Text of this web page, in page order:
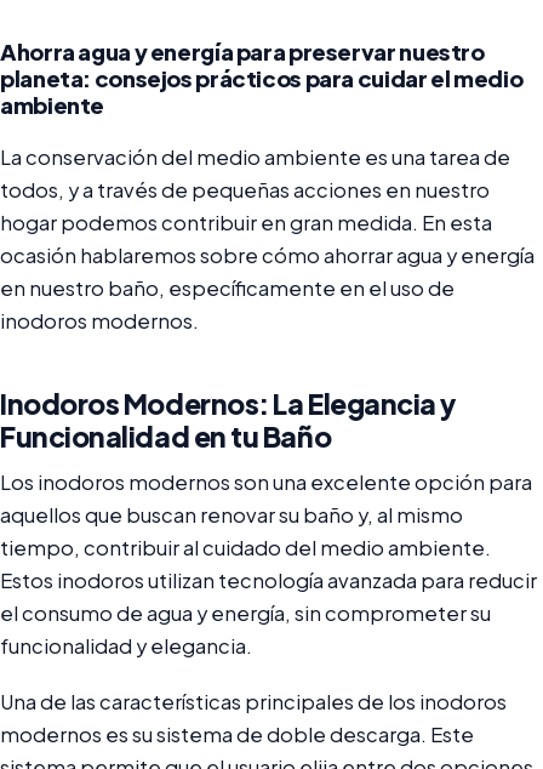
Ahorra agua y energía para preservar nuestro
planeta: consejos prácticos para cuidar el medio
ambiente
La conservación del medio ambiente es una tarea de
todos, y a través de pequeñas acciones en nuestro
hogar podemos contribuir en gran medida. En esta
ocasión hablaremos sobre cómo ahorrar agua y energía
en nuestro baño, específicamente en el uso de
inodoros modernos.
Inodoros Modernos: La Elegancia y
Funcionalidad en tu Baño
Los inodoros modernos son una excelente opción para
aquellos que buscan renovar su baño y, al mismo
tiempo, contribuir al cuidado del medio ambiente.
Estos inodoros utilizan tecnología avanzada para reducir
el consumo de agua y energía, sin comprometer su
funcionalidad y elegancia.
Una de las características principales de los inodoros
modernos es su sistema de doble descarga. Este